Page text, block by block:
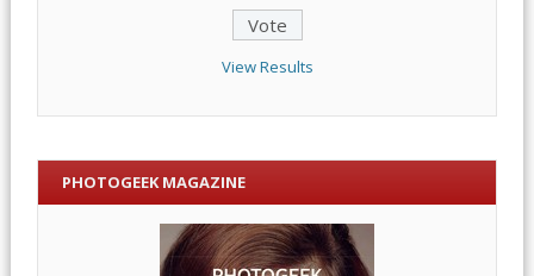
View Results
PHOTOGEEK MAGAZINE